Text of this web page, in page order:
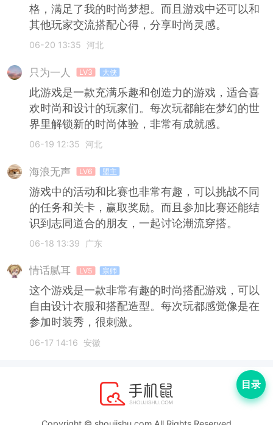
格，满足了我的时尚梦想。而且游戏中还可以和
其他玩家交流搭配心得，分享时尚灵感。
06-20 13:35 河北
只为一人 LV3 大侠
此游戏是一款充满乐趣和创造力的游戏，适合喜
欢时尚和设计的玩家们。每次玩都能在梦幻的世
界里解锁新的时尚体验，非常有成就感。
06-19 12:35 河北
海浪无声 LV6 盟主
游戏中的活动和比赛也非常有趣，可以挑战不同
的任务和关卡，赢取奖励。而且参加比赛还能结
识到志同道合的朋友，一起讨论潮流穿搭。
06-18 13:39 广东
情话腻耳 LV5 宗师
这个游戏是一款非常有趣的时尚搭配游戏，可以
自由设计衣服和搭配造型。每次玩都感觉像是在
参加时装秀，很刺激。
06-17 14:16 安徽
目录